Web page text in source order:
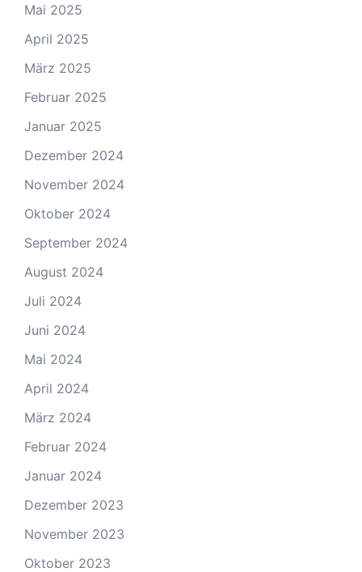
Mai 2025
April 2025
März 2025
Februar 2025
Januar 2025
Dezember 2024
November 2024
Oktober 2024
September 2024
August 2024
Juli 2024
Juni 2024
Mai 2024
April 2024
März 2024
Februar 2024
Januar 2024
Dezember 2023
November 2023
Oktober 2023